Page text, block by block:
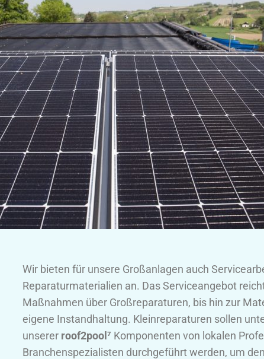
Wir bieten für unsere Großanlagen auch
Reparaturmaterialien an. Das Serviceangebot
Maßnahmen über Großreparaturen, bis hin zur
eigene Instandhaltung. Kleinreparaturen sollen
unserer roof2pool⁷ Komponenten von lokalen
Branchenspezialisten durchgeführt werden, um den